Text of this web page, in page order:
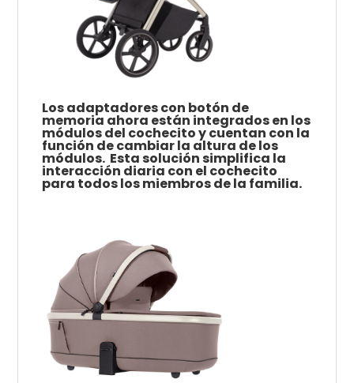
Los adaptadores con botón de
memoria ahora están integrados en los
módulos del cochecito y cuentan con la
función de cambiar la altura de los
módulos. Esta solución simplifica la
interacción diaria con el cochecito
para todos los miembros de la familia.